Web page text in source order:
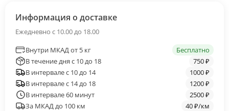
Информация о доставке
Ежедневно с 10.00 до 18.00
Внутри МКАД от 5 кг
Бесплатно
В течение дня с 10 до 18
750 ₽
В интервале с 10 до 14
1000 ₽
В интервале с 14 до 18
1200 ₽
В интервале 60 минут
2500 ₽
За МКАД до 100 км
40 ₽/км